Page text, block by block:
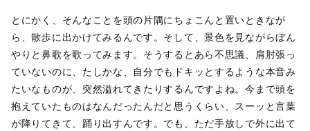
とにかく、そんなことを頭の片隅にちょこんと置いときなが
ら、散歩に出かけてみるんです。そして、景色を見ながらぼん
やりと鼻歌を歌ってみます。そうするとあら不思議、肩肘張っ
ていないのに、たしかな、自分でもドキッとするような本音み
たいなものが、突然溢れてきたりするんですよね。今まで頭を
抱えていたものはなんだったんだと思うくらい、スーッと言葉
が降りてきて、踊り出すんです。でも、ただ手放しで外に出て